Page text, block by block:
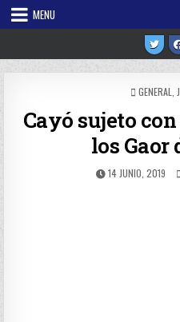
Skip
MENU
POSTED
GENERAL
Cayó sujeto
los Gaor
PUBLISHED
14 JUNIO, 2019